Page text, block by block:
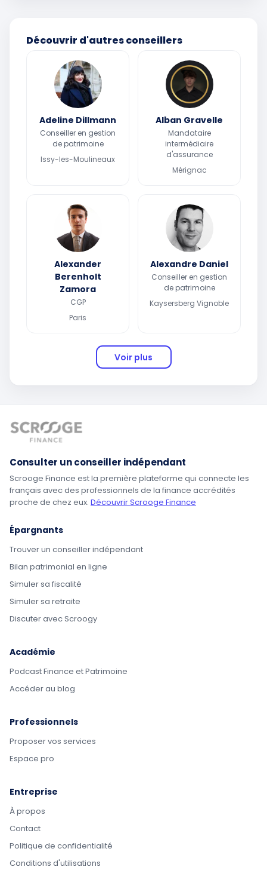
Découvrir d'autres conseillers
Adeline Dillmann
Conseiller en gestion
de patrimoine
Issy-les-Moulineaux
Alban Gravelle
Mandataire
intermédiaire
d'assurance
Mérignac
Alexander
Berenholt
Zamora
CGP
Paris
Alexandre Daniel
Conseiller en gestion
de patrimoine
Kaysersberg Vignoble
Voir plus
Consulter un conseiller indépendant
Scrooge Finance est la première plateforme qui connecte les
français avec des professionnels de la finance accrédités
proche de chez eux. Découvrir Scrooge Finance
Épargnants
Trouver un conseiller indépendant
Bilan patrimonial en ligne
Simuler sa fiscalité
Simuler sa retraite
Discuter avec Scroogy
Académie
Podcast Finance et Patrimoine
Accéder au blog
Professionnels
Proposer vos services
Espace pro
Entreprise
À propos
Contact
Politique de confidentialité
Conditions d'utilisations